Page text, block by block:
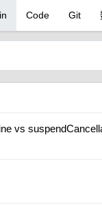
Code Git
vs